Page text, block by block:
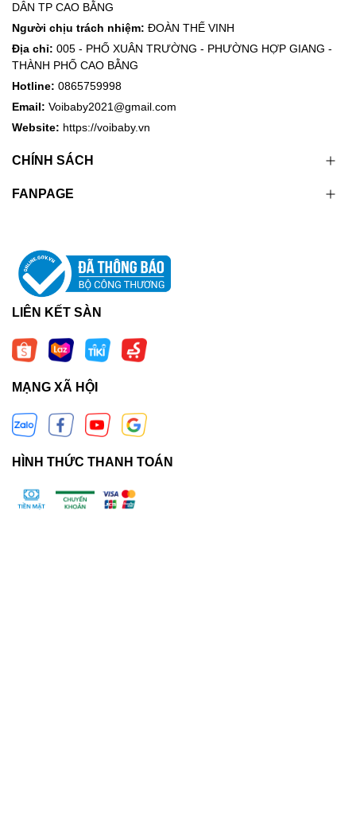
DÂN TP CAO BẰNG
Người chịu trách nhiệm: ĐOÀN THẾ VINH
Địa chỉ: 005 - PHỐ XUÂN TRƯỜNG - PHƯỜNG HỢP GIANG -
THÀNH PHỐ CAO BẰNG
Hotline: 0865759998
Email: Voibaby2021@gmail.com
Website: https://voibaby.vn
CHÍNH SÁCH
FANPAGE
LIÊN KẾT SÀN
MẠNG XÃ HỘI
HÌNH THỨC THANH TOÁN